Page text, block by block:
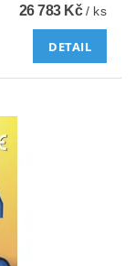
26 783 Kč/ ks
DETAIL